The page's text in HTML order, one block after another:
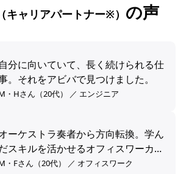
キャリアパートナー※） の声
自分に向いていて、長く続けられる仕
。それをアビバで見つけました。
・Hさん（20代） ／ エンジニア
ーケストラ奏者から方向転換。学ん
スキルを活かせるオフィスワーカー
。
・Fさん（20代） ／ オフィスワーク